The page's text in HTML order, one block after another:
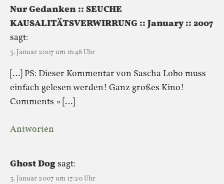
Nur Gedanken :: SEUCHE
KAUSALITÄTSVERWIRRUNG :: January :: 2007
sagt:
3. Januar 2007 um 16:48 Uhr
[…] PS: Dieser Kommentar von Sascha Lobo muss
einfach gelesen werden! Ganz großes Kino!
Comments » […]
Antworten
Ghost Dogsagt:
3. Januar 2007 um 17:20 Uhr